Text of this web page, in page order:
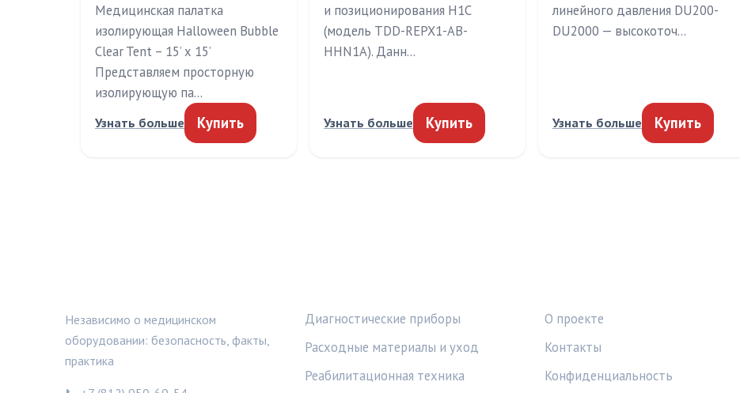
Медицинская палатка
изолирующая Halloween Bubble
Clear Tent – 15’ x 15’
Представляем просторную
изолирующую па…
Узнать больше Купить
и позиционирования H1C
(модель TDD-REPX1-AB-
HHN1A). Данн…
Узнать больше Купить
линейного давления DU200-
DU2000 — высокоточ…
Узнать больше Купить
Независимо о медицинском
оборудовании: безопасность, факты,
практика
Диагностические приборы
Расходные материалы и уход
Реабилитационная техника
О проекте
Контакты
Конфиденциальность